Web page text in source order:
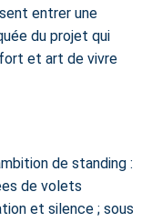
entrer une
du projet qui
et art de vivre
de standing :
de volets
et silence ; sous